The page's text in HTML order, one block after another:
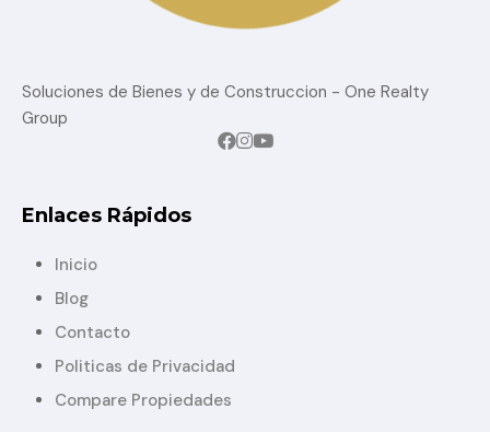
Soluciones de Bienes y de Construccion - One Realty
Group
Enlaces Rápidos
Inicio
Blog
Contacto
Politicas de Privacidad
Compare Propiedades